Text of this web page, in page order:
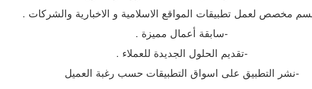
مخصص لعمل تطبيقات المواقع الاسلامية و الاخبارية والشركات .
-سابقة أعمال مميزة .
-تقديم الحلول الجديدة للعملاء .
-نشر التطبيق على اسواق التطبيقات حسب رغبة العميل